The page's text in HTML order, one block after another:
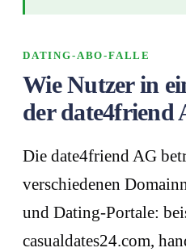
DATING-ABO-FALLE
Wie Nutzer in
der date4friend
Die date4friend AG
verschiedenen
und Dating-Portale:
casualdates24.com,